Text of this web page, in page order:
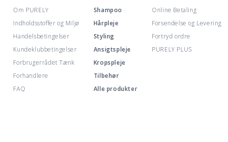
Om PURELY
Indholdsstoffer og Miljø
Handelsbetingelser
Kundeklubbetingelser
Forbrugerrådet Tænk
Forhandlere
FAQ
Shampoo
Hårpleje
Styling
Ansigtspleje
Kropspleje
Tilbehør
Alle produkter
Online Betaling
Forsendelse og Levering
Fortryd ordre
PURELY PLUS